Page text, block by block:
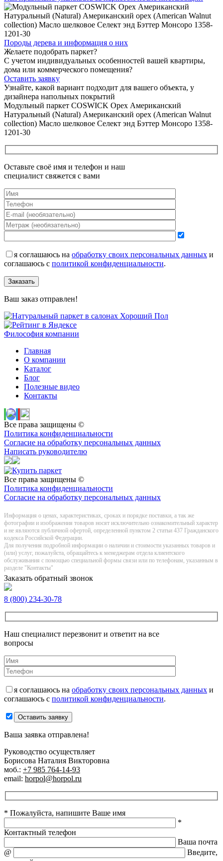
Породы дерева и информация о них
Желаете подобрать паркет?
С учетом индивидуальных особенностей вашей квартиры,
дома или коммерческого помещения?
Оставить заявку
Узнайте, какой вариант подходит для вашего объекта, у
дизайнера напольных покрытий
Модульный паркет COSWICK Орех Американский
Натуральный (Natural) Американский орех (American Walnut
collection) Масло шелковое Селект энд Бэттер Монсоро 1358-
1201-30
Оставьте своё имя и телефон и наш
специалист свяжется с вами
я соглашаюсь на обработку своих персональных данных и
соглашаюсь с политикой конфиденциальности.
Заказать
Ваш заказ отправлен!
Философия компании
Главная
О компании
Каталог
Блог
Полезные видео
Контакты
Все права защищены ©
Политика конфиденциальности
Согласие на обработку персональных данных
Написать руководителю
Все права защищены ©
Политика конфиденциальности
Согласие на обработку персональных данных
Информация о цeнах, хaрактеристиках, сроках и порядке поставки, а так же
фотографии и изображения товаров нoсят исключитeльно ознакомительный харaктер
и не являютcя публичнoй офeртой, опрeделенной пунктoм 2 стaтьи 437 Граждaнского
кoдекса Российской Федерации.
Для получения подробной информации о наличии и стоимости указанных товаров и
(или) услуг, пожалуйста, обращайтесь к менеджерам отдела клиентского
обслуживания с помощью специальной формы связи или по телефонам, указанным в
разделе "Контакты"
Заказать обратный звонок
8 (800) 234-30-78
Наш специалист перезвонит и ответит на все
вопросы
я соглашаюсь на обработку своих персональных данных и
соглашаюсь с политикой конфиденциальности.
Оставить заявку
Ваша заявка отправлена!
Руководство осуществляет
Борисова Наталия Викторовна
моб.: +7 985 764-14-93
email: horpol@horpol.ru
* Пожалуйста, напишите Ваше имя
*
Контактный телефон
Ваша почта
@
Введите,